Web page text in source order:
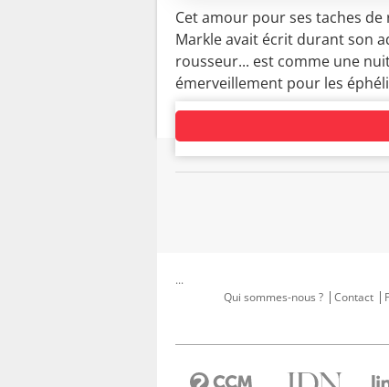
Cet amour pour ses taches
Markle avait écrit durant son
rousseur... est comme une
émerveillement pour les
...
Qui sommes-nous ?
Contact